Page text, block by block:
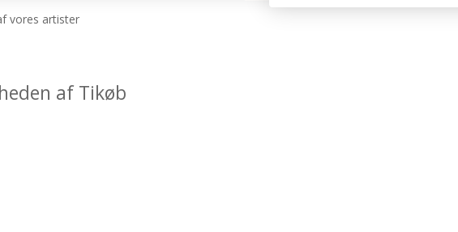
vores artister
af Tikøb